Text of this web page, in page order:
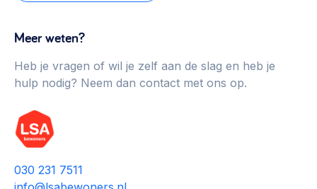
Meer weten?
Heb je vragen of wil je zelf aan de slag en heb je
hulp nodig? Neem dan contact met ons op.
030 231 7511